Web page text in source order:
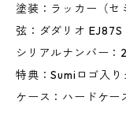
塗装：ラッカー（セ
弦：ダダリオ EJ87S
シリアルナンバー：
特典：Sumiロゴ入
ケース：ハードケー